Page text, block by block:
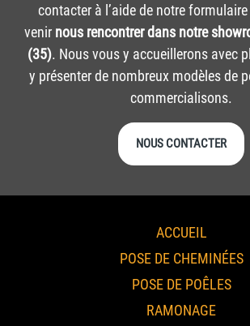
contacter à l’aide de notre
venir nous rencontrer dans notre
(35). Nous vous y accueillerons avec
y présenter de nombreux modèles de
commercialisons.
NOUS CONTACTER
ACCUEIL
POSE DE CHEMINÉES
POSE DE POÊLES
RAMONAGE